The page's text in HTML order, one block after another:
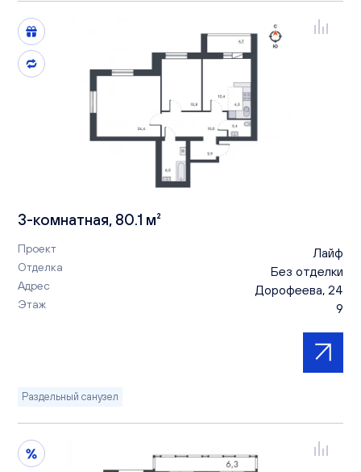
3-комнатная, 80.1 м²
Проект Лайф
Отделка Без отделки
Адрес Дорофеева, 24
Этаж 9
Раздельный санузел